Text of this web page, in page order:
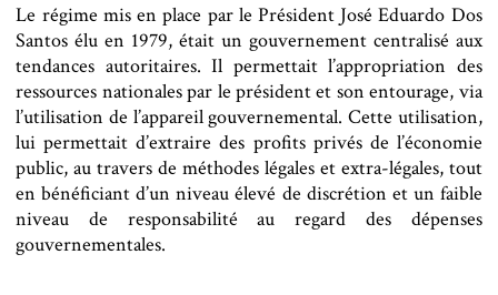
Le régime mis en place par le Président José Eduardo Dos
Santos élu en 1979, était un gouvernement centralisé aux
tendances autoritaires. Il permettait l’appropriation des
ressources nationales par le président et son entourage, via
l’utilisation de l’appareil gouvernemental. Cette utilisation,
lui permettait d’extraire des profits privés de l’économie
public, au travers de méthodes légales et extra-légales, tout
en bénéficiant d’un niveau élevé de discrétion et un faible
niveau de responsabilité au regard des dépenses
gouvernementales.